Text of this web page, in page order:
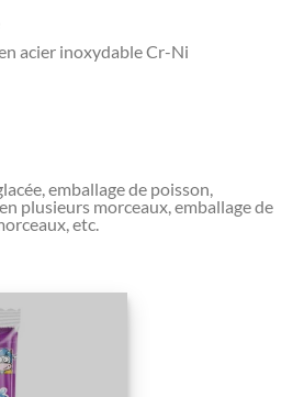
acier inoxydable Cr-Ni
emballage de poisson,
plusieurs morceaux, emballage de
etc.